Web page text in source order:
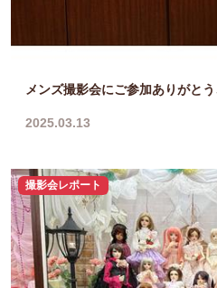
メンズ撮影会にご参加ありがと
2025.03.13
撮影会レポート